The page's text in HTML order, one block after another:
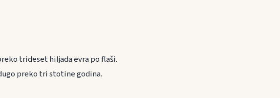
trideset hiljada evra po flaši.
preko tri stotine godina.